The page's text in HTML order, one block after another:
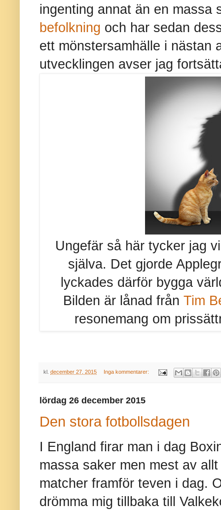
ingenting annat än en massa
befolkning och har sedan
ett mönstersamhälle i nästan
utvecklingen avser jag
Ungefär så här tycker jag
själva. Det gjorde
lyckades därför bygga
Bilden är lånad från Tim
resonemang om
kl. december 27, 2015 Inga kommentarer:
lördag 26 december 2015
Den stora fotbollsdagen
I England firar man i dag
massa saker men mest av
matcher framför teven i dag.
drömma mig tillbaka till